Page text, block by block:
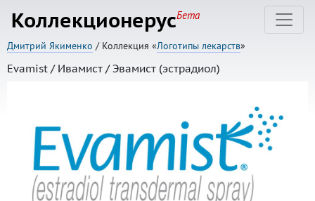
КоллекционерусБета
Дмитрий Якименко / Коллекция «Логотипы лекарств»
Evamist / Ивамист / Эвамист (эстрадиол)